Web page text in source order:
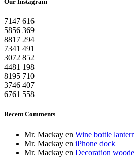
7147 616
5856 369
8817 294
7341 491
3072 852
4481 198
8195 710
3746 407
6761 558
Recent Comments
Mr. Mackay en Wine bottle
Mr. Mackay en iPhone dock
Mr. Mackay en Decoration